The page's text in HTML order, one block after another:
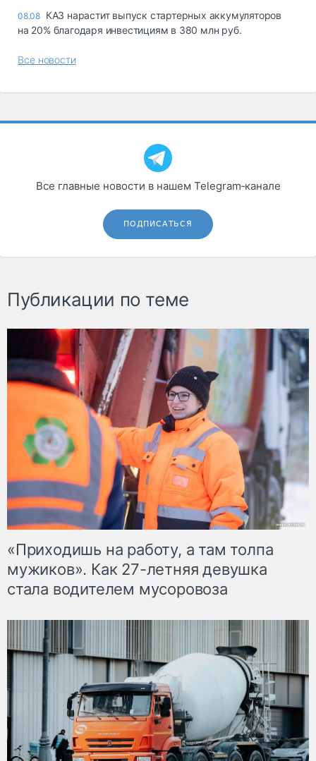
08.08 КАЗ нарастит выпуск стартерных аккумуляторов
на 20% благодаря инвестициям в 380 млн руб.
Все новости
Все главные новости в нашем Telegram‑канале
ПОДПИСАТЬСЯ
Публикации по теме
«Приходишь на работу, а там толпа
мужиков». Как 27-летняя девушка
стала водителем мусоровоза